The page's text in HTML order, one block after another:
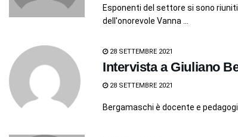
Esponenti del settore si sono
dell'onorevole Vanna ...
28 SETTEMBRE 2021
Intervista a Giuliano
28 SETTEMBRE 2021
Bergamaschi è docente e